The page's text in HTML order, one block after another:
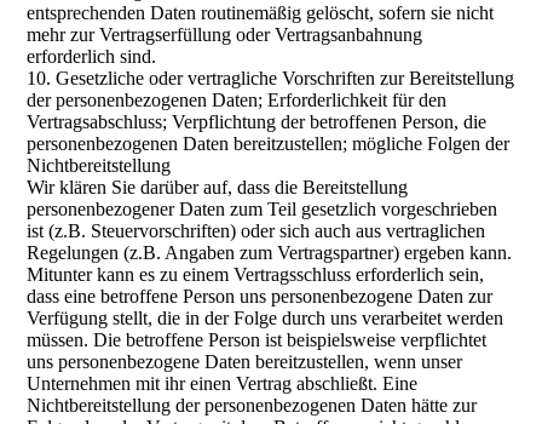
entsprechenden Daten routinemäßig gelöscht, sofern sie nicht
mehr zur Vertragserfüllung oder Vertragsanbahnung
erforderlich sind.
10. Gesetzliche oder vertragliche Vorschriften zur Bereitstellung
der personenbezogenen Daten; Erforderlichkeit für den
Vertragsabschluss; Verpflichtung der betroffenen Person, die
personenbezogenen Daten bereitzustellen; mögliche Folgen der
Nichtbereitstellung
Wir klären Sie darüber auf, dass die Bereitstellung
personenbezogener Daten zum Teil gesetzlich vorgeschrieben
ist (z.B. Steuervorschriften) oder sich auch aus vertraglichen
Regelungen (z.B. Angaben zum Vertragspartner) ergeben kann.
Mitunter kann es zu einem Vertragsschluss erforderlich sein,
dass eine betroffene Person uns personenbezogene Daten zur
Verfügung stellt, die in der Folge durch uns verarbeitet werden
müssen. Die betroffene Person ist beispielsweise verpflichtet
uns personenbezogene Daten bereitzustellen, wenn unser
Unternehmen mit ihr einen Vertrag abschließt. Eine
Nichtbereitstellung der personenbezogenen Daten hätte zur